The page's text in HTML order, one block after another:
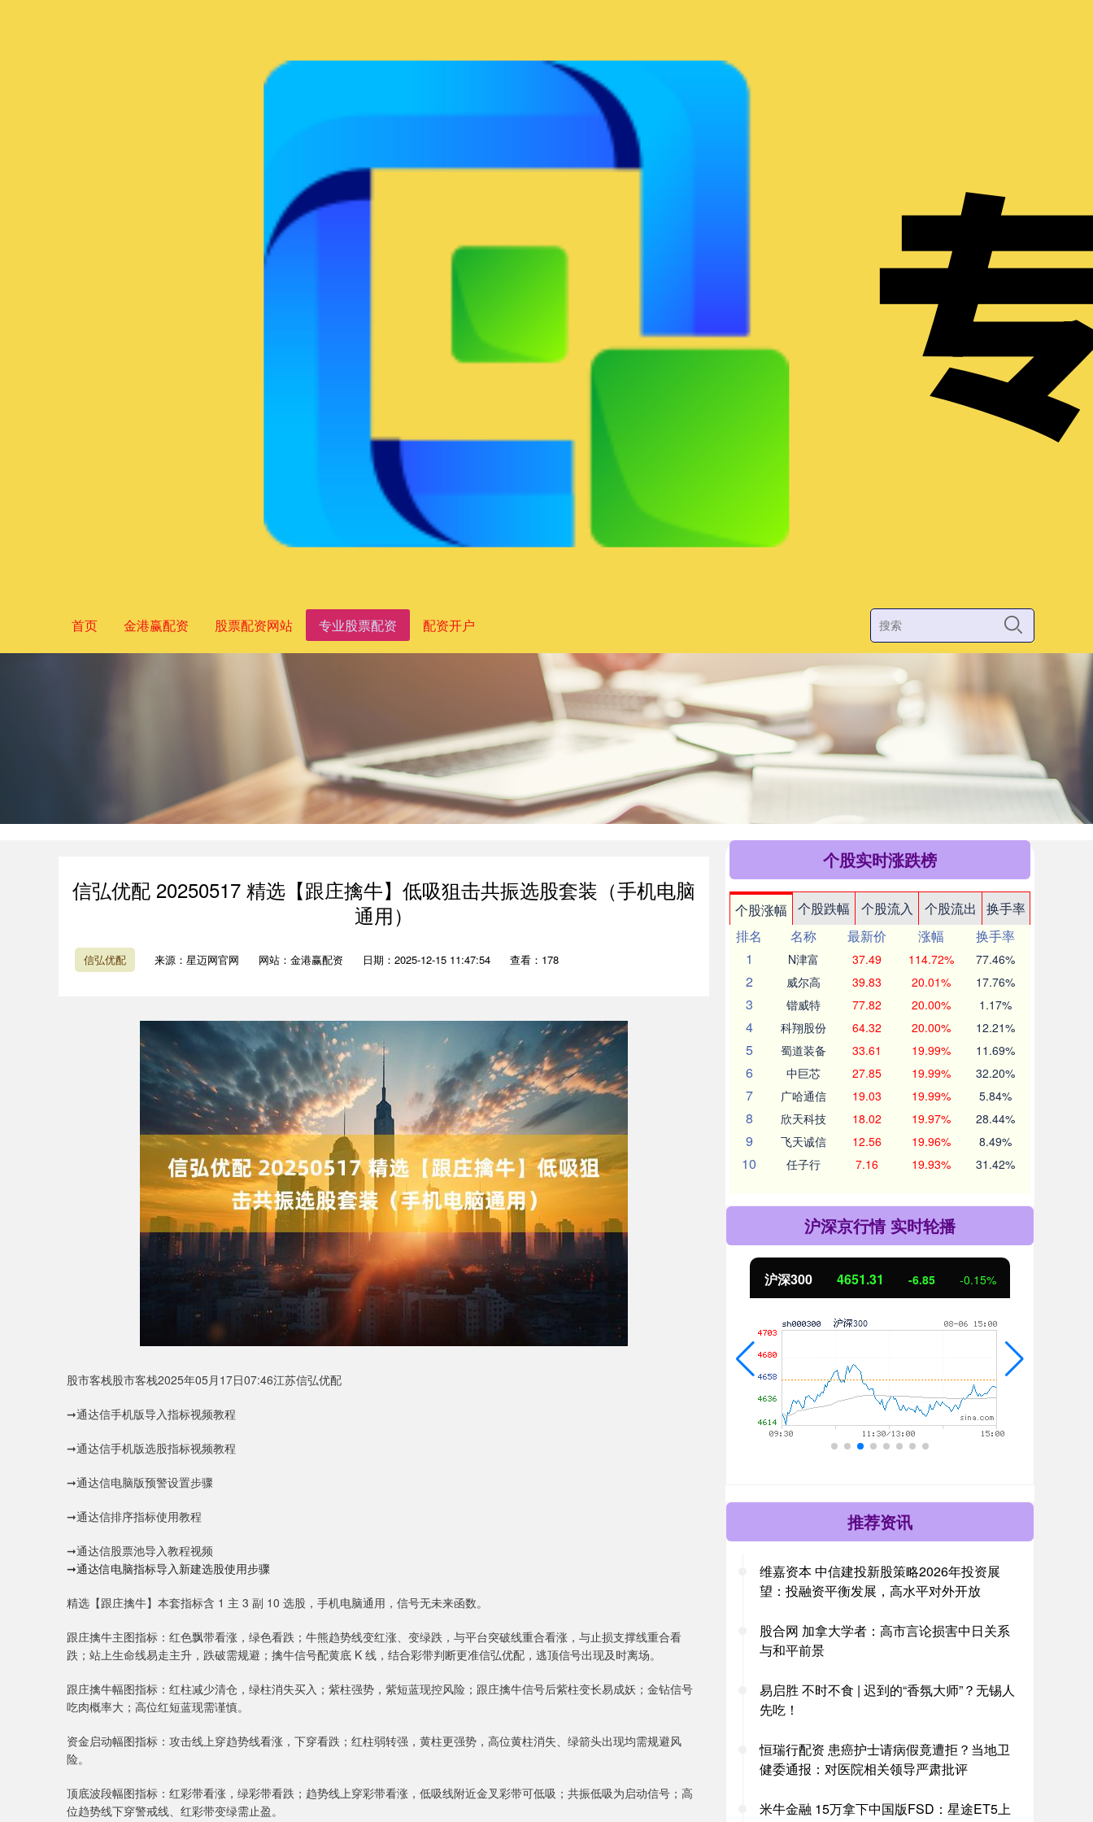
首页 金港赢配资 股票配资网站 专业股票配资 配资开户
信弘优配 20250517 精选【跟庄擒牛】低吸狙击共振选股套装（手机电脑
通用）
信弘优配 来源：星迈网官网 网站：金港赢配资 日期：2025-12-15 11:47:54 查看：178
股市客栈股市客栈2025年05月17日07:46江苏信弘优配
➞通达信手机版导入指标视频教程
➞通达信手机版选股指标视频教程
➞通达信电脑版预警设置步骤
➞通达信排序指标使用教程
➞通达信股票池导入教程视频
➞通达信电脑指标导入新建选股使用步骤
精选【跟庄擒牛】本套指标含 1 主 3 副 10 选股，手机电脑通用，信号无未来函数。
跟庄擒牛主图指标：红色飘带看涨，绿色看跌；牛熊趋势线变红涨、变绿跌，与平台突破线重合看涨，与止损支撑线重合看
跌；站上生命线易走主升，跌破需规避；擒牛信号配黄底 K 线，结合彩带判断更准信弘优配，逃顶信号出现及时离场。
跟庄擒牛幅图指标：红柱减少清仓，绿柱消失买入；紫柱强势，紫短蓝现控风险；跟庄擒牛信号后紫柱变长易成妖；金钻信号
吃肉概率大；高位红短蓝现需谨慎。
资金启动幅图指标：攻击线上穿趋势线看涨，下穿看跌；红柱弱转强，黄柱更强势，高位黄柱消失、绿箭头出现均需规避风
险。
顶底波段幅图指标：红彩带看涨，绿彩带看跌；趋势线上穿彩带看涨，低吸线附近金叉彩带可低吸；共振低吸为启动信号；高
位趋势线下穿警戒线、红彩带变绿需止盈。
个股实时涨跌榜
个股涨幅 个股跌幅 个股流入 个股流出
换手率
排名
名称 最新价 涨幅
换手率
1
N津富 37.49 114.72% 77.46%
2 威尔高 39.83 20.01% 17.76%
3 锴威特 77.82 20.00% 1.17%
4 科翔股份 64.32 20.00% 12.21%
5 蜀道装备 33.61 19.99% 11.69%
6 中巨芯 27.85 19.99% 32.20%
7 广哈通信 19.03 19.99% 5.84%
8 欣天科技 18.02 19.97% 28.44%
9 飞天诚信 12.56 19.96% 8.49%
10 任子行 7.16 19.93% 31.42%
沪深京行情 实时轮播
深证成指 14110.12 -34.08 -0.24% 沪深300 4651.31 北证50 1122.88 3.42
推荐资讯
维嘉资本 中信建投新股策略2026年投资展
望：投融资平衡发展，高水平对外开放
股合网 加拿大学者：高市言论损害中日关系
与和平前景
易启胜 不时不食 | 迟到的“香氛大师”？无锡人
先吃！
恒瑞行配资 患癌护士请病假竟遭拒？当地卫
健委通报：对医院相关领导严肃批评
米牛金融 15万拿下中国版FSD：星途ET5上